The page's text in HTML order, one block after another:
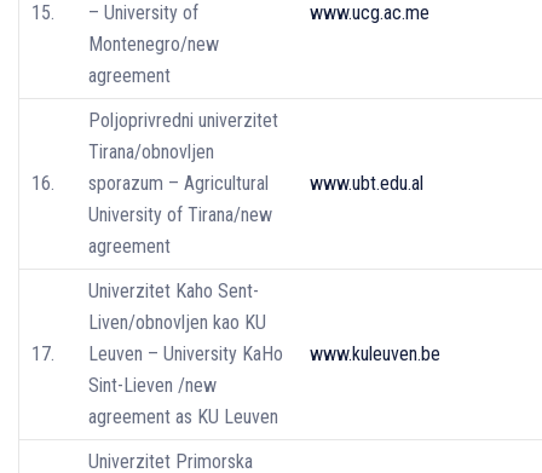
15.
– University of
Montenegro/new
agreement
www.ucg.ac.me
16.
Poljoprivredni univerzitet
Tirana/obnovljen
sporazum – Agricultural
University of Tirana/new
agreement
www.ubt.edu.al
17.
Univerzitet Kaho Sent-
Liven/obnovljen kao KU
Leuven – University KaHo
Sint-Lieven /new
agreement as KU Leuven
www.kuleuven.be
Univerzitet Primorska